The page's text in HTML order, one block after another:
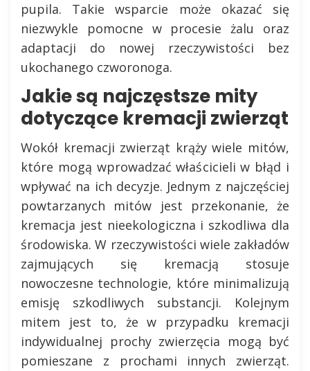
pupila. Takie wsparcie może okazać się
niezwykle pomocne w procesie żalu oraz
adaptacji do nowej rzeczywistości bez
ukochanego czworonoga.
Jakie są najczęstsze mity
dotyczące kremacji zwierząt
Wokół kremacji zwierząt krąży wiele mitów,
które mogą wprowadzać właścicieli w błąd i
wpływać na ich decyzje. Jednym z najczęściej
powtarzanych mitów jest przekonanie, że
kremacja jest nieekologiczna i szkodliwa dla
środowiska. W rzeczywistości wiele zakładów
zajmujących się kremacją stosuje
nowoczesne technologie, które minimalizują
emisję szkodliwych substancji. Kolejnym
mitem jest to, że w przypadku kremacji
indywidualnej prochy zwierzęcia mogą być
pomieszane z prochami innych zwierząt.